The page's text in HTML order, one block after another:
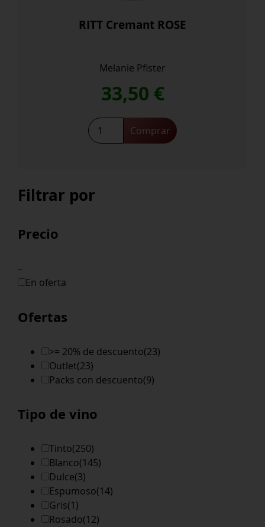
RITT Cremant ROSE
Melanie Pfister
33,50 €
RITT
Cremant
Comprar
Filtrar por
Precio
–
En oferta
Ofertas
>= 20% de descuento(23)
Outlet(23)
Packs con descuento(9)
Tipo de vino
Tinto(250)
Blanco(145)
Dulce(3)
Espumoso(14)
Gris(1)
Rosado(12)